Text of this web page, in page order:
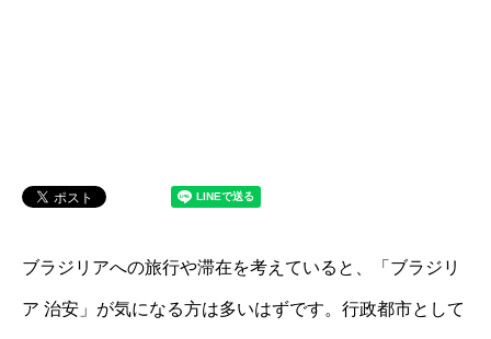
ブラジリアへの旅行や滞在を考えていると、「ブラジリ
ア 治安」が気になる方は多いはずです。行政都市として